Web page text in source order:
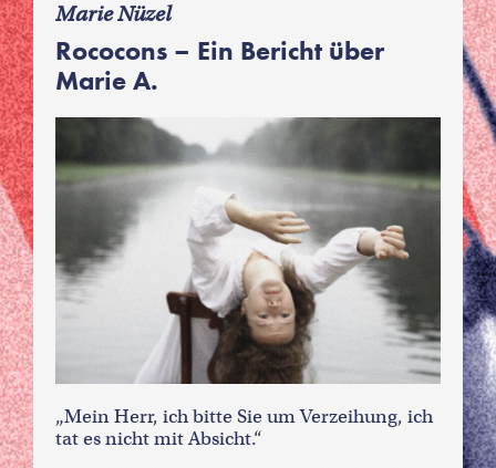
Marie Nüzel
Rococons – Ein Bericht über
Marie A.
„Mein Herr, ich bitte Sie um Verzeihung, ich
tat es nicht mit Absicht.“